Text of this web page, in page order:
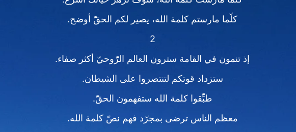
كلّما مارستم كلمة الله، يصير لكم الحقّ أوضح.
2
إذ تنمون في القامة سترون العالم الرّوحيّ أكثر صفاء.
ستزداد قوتكم لتنتصروا على الشيطان.
طبِّقوا كلمة الله ستفهمون الحقّ.
معظم الناس ترضى بمجرّد فهم نصّ كلمة الله.